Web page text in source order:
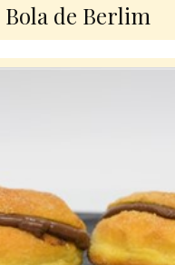
Bola de Berlim